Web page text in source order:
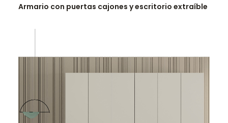
Armario con puertas cajones y escritorio extraíble